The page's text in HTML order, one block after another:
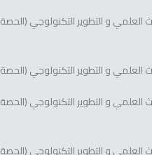
و التطوير التكنولوجي (الحصة 01)